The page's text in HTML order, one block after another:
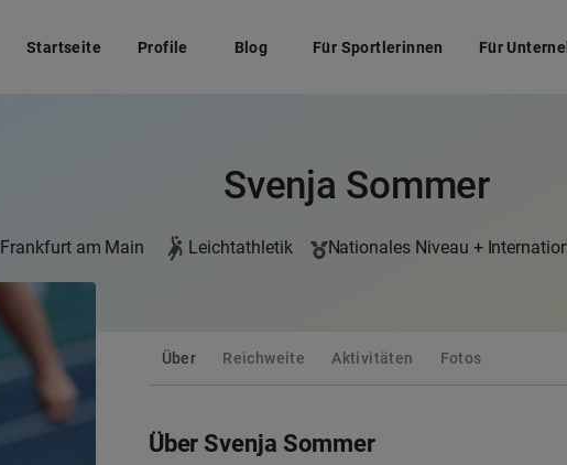
Startseite Profile Blog Für Sportlerinnen Für
Svenja Sommer
Frankfurt am Main Leichtathletik Nationales Niveau +
Über Reichweite Aktivitäten Fotos
Über Svenja Sommer